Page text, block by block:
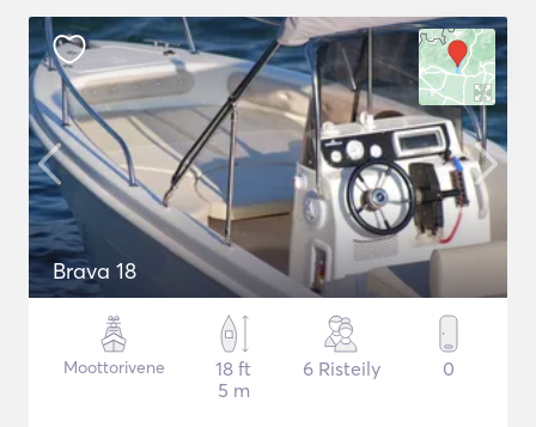
Brava 18
Moottorivene
18 ft
5 m
6 Risteily 0